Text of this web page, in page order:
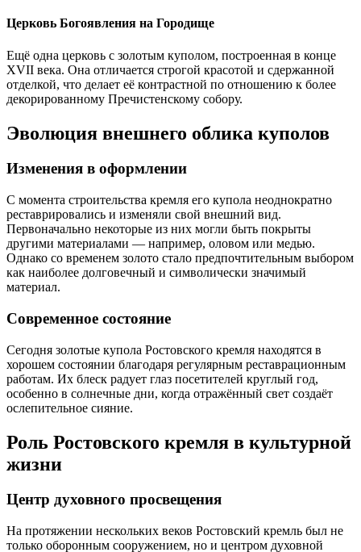
Церковь Богоявления на Городище
Ещё одна церковь с золотым куполом, построенная в конце
XVII века. Она отличается строгой красотой и сдержанной
отделкой, что делает её контрастной по отношению к более
декорированному Пречистенскому собору.
Эволюция внешнего облика куполов
Изменения в оформлении
С момента строительства кремля его купола неоднократно
реставрировались и изменяли свой внешний вид.
Первоначально некоторые из них могли быть покрыты
другими материалами — например, оловом или медью.
Однако со временем золото стало предпочтительным выбором
как наиболее долговечный и символически значимый
материал.
Современное состояние
Сегодня золотые купола Ростовского кремля находятся в
хорошем состоянии благодаря регулярным реставрационным
работам. Их блеск радует глаз посетителей круглый год,
особенно в солнечные дни, когда отражённый свет создаёт
ослепительное сияние.
Роль Ростовского кремля в культурной
жизни
Центр духовного просвещения
На протяжении нескольких веков Ростовский кремль был не
только оборонным сооружением, но и центром духовной